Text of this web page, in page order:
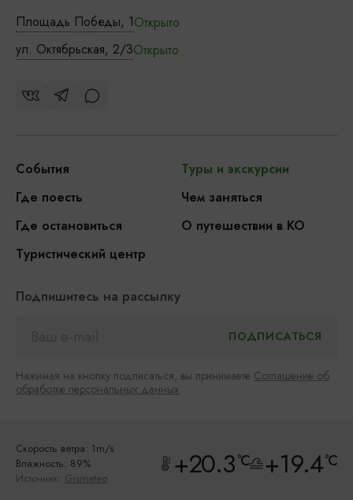
Площадь Победы, 1Открыто
ул. Октябрьская, 2/3Открыто
События
Туры и экскурсии
Где поесть
Чем заняться
Где остановиться
О путешествии в КО
Туристический центр
Подпишитесь на рассылку
Нажимая на кнопку подписаться, вы принимаете Соглашение об
обработке персональных данных
Скорость ветра: 1m/s
Влажность: 89%
Источник: Gismeteo +20.3°C +19.4°C